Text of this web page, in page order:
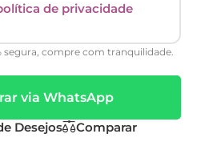
de privacidade
segura, compre com tranquilidade.
via WhatsApp
Desejos
Comparar